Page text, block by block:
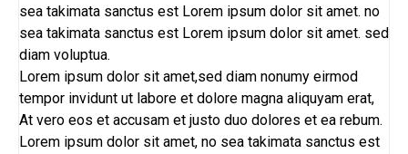
sea takimata sanctus est Lorem ipsum dolor sit amet. no
sea takimata sanctus est Lorem ipsum dolor sit amet. sed
diam voluptua.
Lorem ipsum dolor sit amet,sed diam nonumy eirmod
tempor invidunt ut labore et dolore magna aliquyam erat,
At vero eos et accusam et justo duo dolores et ea rebum.
Lorem ipsum dolor sit amet, no sea takimata sanctus est